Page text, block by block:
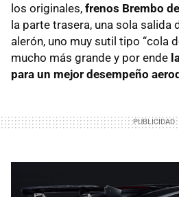
los originales, frenos Brembo
la parte trasera, una sola salida
alerón, uno muy sutil tipo “cola
mucho más grande y por ende
para un mejor desempeño